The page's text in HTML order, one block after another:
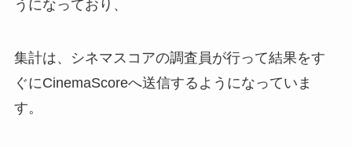
うになっており、
集計は、シネマスコアの調査員が行って結果をす
ぐにCinemaScoreへ送信するようになっていま
す。